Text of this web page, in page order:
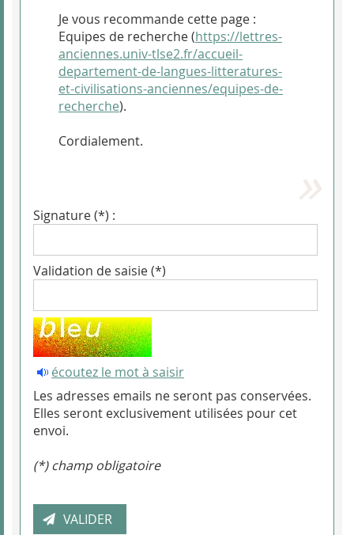
Je vous recommande cette page :
Equipes de recherche (https://lettres-
anciennes.univ-tlse2.fr/accueil-
departement-de-langues-litteratures-
et-civilisations-anciennes/equipes-de-
recherche).
Cordialement.
Signature (*) :
Validation de saisie (*)
écoutez le mot à saisir
Les adresses emails ne seront pas conservées.
Elles seront exclusivement utilisées pour cet
envoi.
(*) champ obligatoire